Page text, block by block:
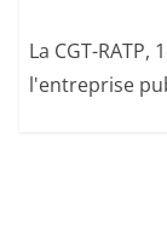
La CGT-
l'entreprise